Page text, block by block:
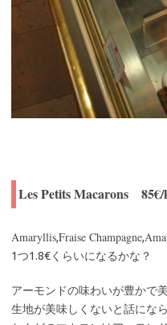
Les Petits Macarons
Amaryllis,Fraise Champagne,
1つ1.8€くらいになるかな？
アーモンドの味わいが豊かで
生地が美味しくないと話にな